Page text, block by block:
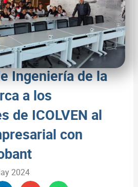
Ingeniería de la
a los
de ICOLVEN al
con
2024